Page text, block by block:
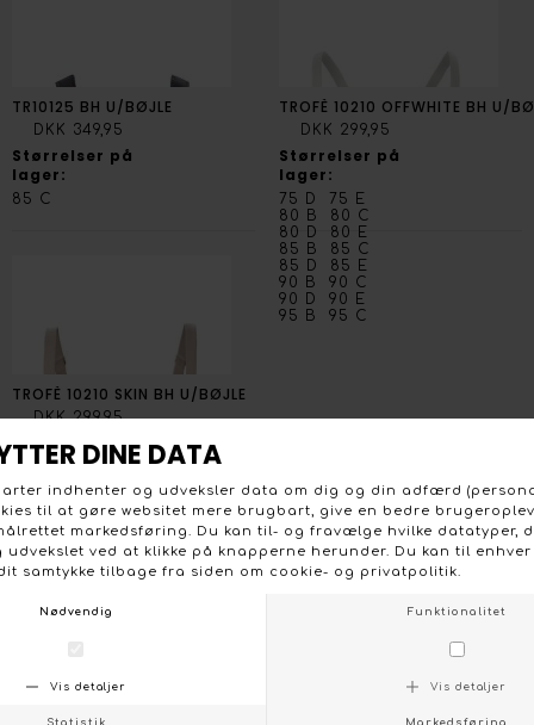
Størrelser på
lager:
85 C
TR10125 BH U/BØJLE
DKK 349,95
Størrelser på
lager:
75 D
75 E
80 B
80 C
80 D
80 E
85 B
85 C
85 D
85 E
90 B
90 C
90 D
90 E
95 B
95 C
TROFÈ 10210 OFFWHITE BH U/
DKK 299,95
Størrelser på
lager:
75 B
75 C
75 D
75 E
80 B
80 C
80 D
85 B
85 C
85 D
90 C
90 E
TROFÈ 10210 SKIN BH U/BØJLE
DKK 299,95